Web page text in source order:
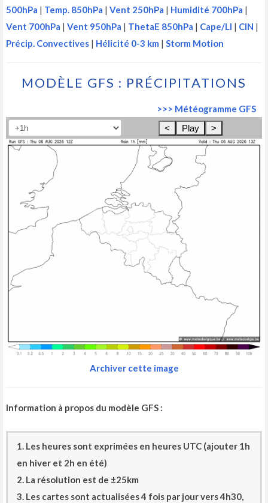
500hPa | Temp. 850hPa | Vent 250hPa | Humidité 700hPa |
Vent 700hPa | Vent 950hPa | ThetaE 850hPa | Cape/LI | CIN |
Précip. Convectives | Hélicité 0-3 km | Storm Motion
MODÈLE GFS : PRÉCIPITATIONS
>>> Météogramme GFS
< Play >
Archiver cette image
Information à propos du modèle GFS :
1. Les heures sont exprimées en heures UTC (ajouter 1h
en hiver et 2h en été)
2. La résolution est de ±25km
3. Les cartes sont actualisées 4 fois par jour vers 4h30,